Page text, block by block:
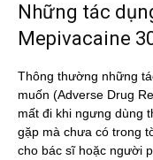
Những tác
Mepivacaine
Thông thường những
muốn (Adverse Drug
mất đi khi ngưng dùng
gặp mà chưa có trong
cho bác sĩ hoặc người